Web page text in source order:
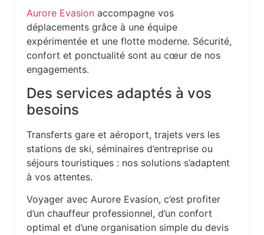
Aurore Evasion accompagne vos
déplacements grâce à une équipe
expérimentée et une flotte moderne. Sécurité,
confort et ponctualité sont au cœur de nos
engagements.
Des services adaptés à vos
besoins
Transferts gare et aéroport, trajets vers les
stations de ski, séminaires d’entreprise ou
séjours touristiques : nos solutions s’adaptent
à vos attentes.
Voyager avec Aurore Evasion, c’est profiter
d’un chauffeur professionnel, d’un confort
optimal et d’une organisation simple du devis